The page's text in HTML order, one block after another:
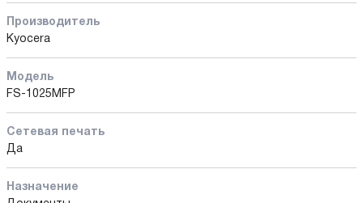
Производитель
Kyocera
Модель
FS-1025MFP
Сетевая печать
Да
Назначение